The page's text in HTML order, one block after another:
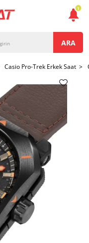
ARA
Casio Pro-Trek Erkek Saat >
1